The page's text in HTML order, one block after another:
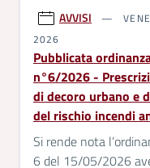
AVVISI
2026
Pubblicata
n°6/2026 -
di decoro urbano e
del rischio incendi
Si rende nota
6 del 15/05/2026